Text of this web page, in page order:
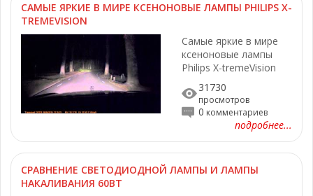
САМЫЕ ЯРКИЕ В МИРЕ КСЕНОНОВЫЕ ЛАМПЫ PHILIPS X-
TREMEVISION
Самые яркие в мире
ксеноновые лампы
Philips X-tremeVision
31730
просмотров
0 комментариев
подробнее...
СРАВНЕНИЕ СВЕТОДИОДНОЙ ЛАМПЫ И ЛАМПЫ
НАКАЛИВАНИЯ 60ВТ